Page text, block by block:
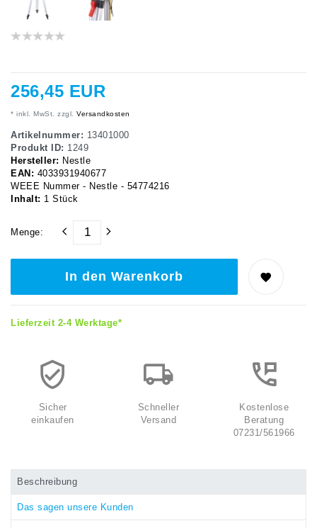
256,45 EUR
* inkl. MwSt. zzgl. Versandkosten
Artikelnummer: 13401000
Produkt ID: 1249
Hersteller: Nestle
EAN: 4033931940677
WEEE Nummer - Nestle - 54774216
Inhalt: 1 Stück
Menge:
In den Warenkorb
Lieferzeit 2-4 Werktage*
Sicher
einkaufen
Schneller
Versand
Kostenlose
Beratung
07231/561966
Beschreibung
Das sagen unsere Kunden